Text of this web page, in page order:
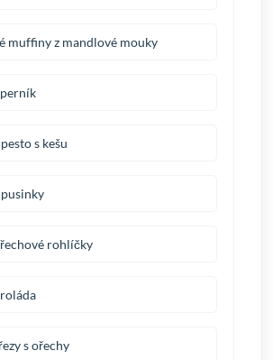
muffiny z mandlové mouky
s kešu
rohlíčky
s ořechy